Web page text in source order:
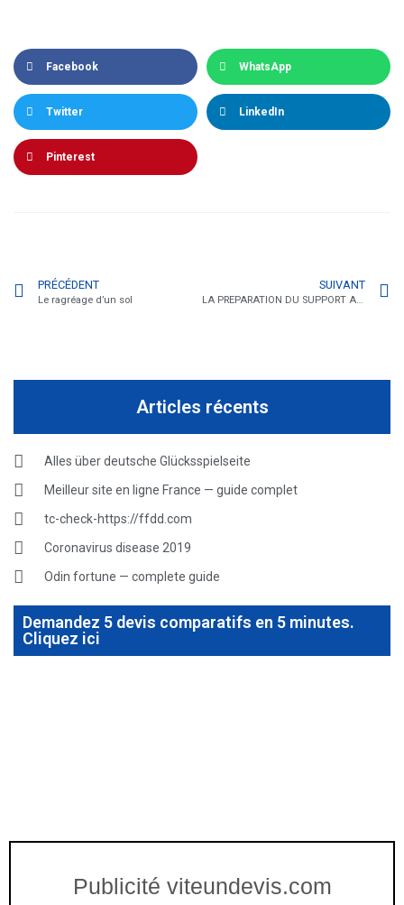
Facebook WhatsApp
Twitter LinkedIn
Pinterest
PRÉCÉDENT
Le ragréage d’un sol
SUIVANT
LA PREPARATION DU SUPPORT AVANT CARRELAGE
Articles récents
Alles über deutsche Glücksspielseite
Meilleur site en ligne France — guide complet
tc-check-https://ffdd.com
Coronavirus disease 2019
Odin fortune — complete guide
Demandez 5 devis comparatifs en 5 minutes.
Cliquez ici
Publicité viteundevis.com